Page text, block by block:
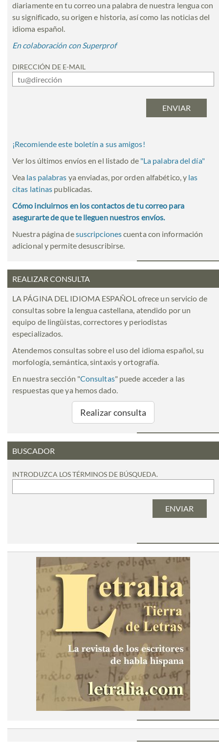
diariamente en tu correo una palabra de nuestra lengua con
su significado, su origen e historia, así como las noticias del
idioma español.
En colaboración con Superprof
DIRECCIÓN DE E-MAIL
¡Recomiende este boletín a sus amigos!
Ver los últimos envíos en el listado de "La palabra del día"
Vea las palabras ya enviadas, por orden alfabético, y las
citas latinas publicadas.
Cómo incluirnos en los contactos de tu correo para
asegurarte de que te lleguen nuestros envíos.
Nuestra página desuscripcionescuenta con información
adicional y permite desuscribirse.
REALIZAR CONSULTA
LA PÁGINA DEL IDIOMA ESPAÑOL ofrece un servicio de
consultas sobre la lengua castellana, atendido por un
equipo de lingüistas, correctores y periodistas
especializados.
Atendemos consultas sobre el uso del idioma español, su
morfología, semántica, sintaxis y ortografía.
En nuestra sección "Consultas" puede acceder a las
respuestas que ya hemos dado.
Realizar consulta
BUSCADOR
INTRODUZCA LOS TÉRMINOS DE BÚSQUEDA.